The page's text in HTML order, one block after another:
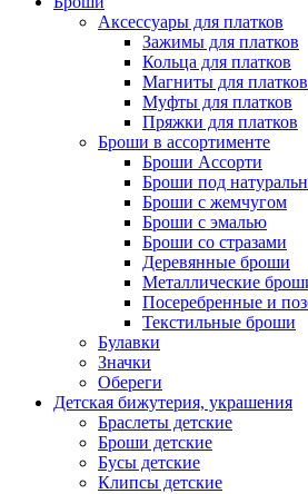
Аксессуары для платков
Зажимы для платков
Кольца для платков
Магниты для платков
Муфты для платков
Пряжки для платков
Броши в ассортименте
Броши Ассорти
Броши под
Броши с жемчугом
Броши с эмалью
Броши со стразами
Деревянные броши
Металлические
Посеребренные и
Текстильные броши
Булавки
Значки
Обереги
Детская бижутерия, украшения
Браслеты детские
Броши детские
Бусы детские
Клипсы детские